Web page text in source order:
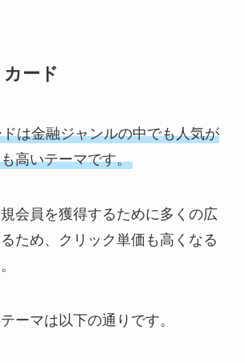
ード
は金融ジャンルの中でも人気が
高いテーマです。
会員を獲得するために多くの広
ため、クリック単価も高くなる
ーマは以下の通りです。